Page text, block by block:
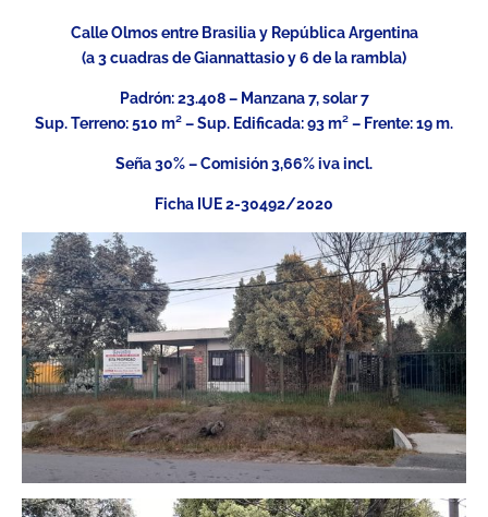
Calle Olmos entre Brasilia y República Argentina
(a 3 cuadras de Giannattasio y 6 de la rambla)
Padrón: 23.408 – Manzana 7, solar 7
Sup. Terreno: 510 m² – Sup. Edificada: 93 m² – Frente: 19 m.
Seña 30% – Comisión 3,66% iva incl.
Ficha IUE 2-30492/2020